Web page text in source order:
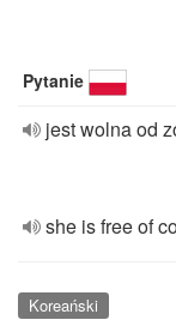
Pytanie
jest wolna od
she is free of
Koreański